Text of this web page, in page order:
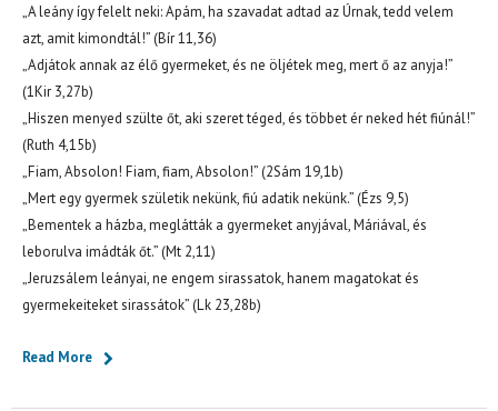
„A leány így felelt neki: Apám, ha szavadat adtad az Úrnak, tedd velem
azt, amit kimondtál!” (Bír 11,36)
„Adjátok annak az élő gyermeket, és ne öljétek meg, mert ő az anyja!”
(1Kir 3,27b)
„Hiszen menyed szülte őt, aki szeret téged, és többet ér neked hét fiúnál!”
(Ruth 4,15b)
„Fiam, Absolon! Fiam, fiam, Absolon!” (2Sám 19,1b)
„Mert egy gyermek születik nekünk, fiú adatik nekünk.” (Ézs 9,5)
„Bementek a házba, meglátták a gyermeket anyjával, Máriával, és
leborulva imádták őt.” (Mt 2,11)
„Jeruzsálem leányai, ne engem sirassatok, hanem magatokat és
gyermekeiteket sirassátok” (Lk 23,28b)
Read More